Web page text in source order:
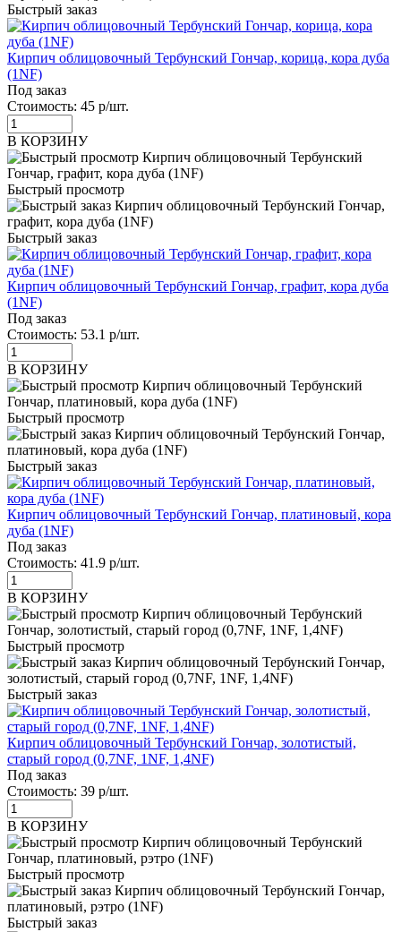
Быстрый заказ
Кирпич облицовочный Тербунский Гончар, корица, кора дуба
(1NF)
Под заказ
Стоимость: 45 р/шт.
В КОРЗИНУ
Быстрый просмотр
Быстрый заказ
Кирпич облицовочный Тербунский Гончар, графит, кора дуба
(1NF)
Под заказ
Стоимость: 53.1 р/шт.
В КОРЗИНУ
Быстрый просмотр
Быстрый заказ
Кирпич облицовочный Тербунский Гончар, платиновый, кора
дуба (1NF)
Под заказ
Стоимость: 41.9 р/шт.
В КОРЗИНУ
Быстрый просмотр
Быстрый заказ
Кирпич облицовочный Тербунский Гончар, золотистый,
старый город (0,7NF, 1NF, 1,4NF)
Под заказ
Стоимость: 39 р/шт.
В КОРЗИНУ
Быстрый просмотр
Быстрый заказ